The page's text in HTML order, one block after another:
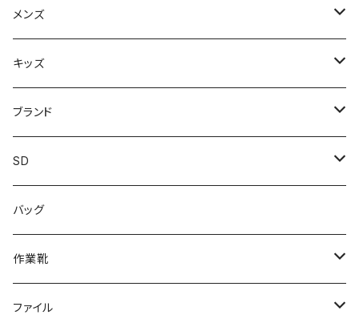
スニーカー
上履き/スリッパ
レインシューズ
カジュアル
サンダル/クロッグ
ブーツ
作業靴
フォーマル/ビジネス/通学靴
学生靴
メンズ
サンダル・スリッパ
メンズ\レインシューズ
スニーカー
上履き/スリッパ
カジュアル
スニーカー
レインシューズ
キッズ
スニーカー
レインシューズ
カジュアル
サンダル/クロッグ
フォーマル
アウトドア/トレッキング
ブランド
ブランド1
アディダス adidas
アシックス asics
ブランド3
ヨネックス YONEX
日進ゴム
アディダス
ブランド2
SD
エムディ企画
バッグ
作業靴
足袋
ファイル